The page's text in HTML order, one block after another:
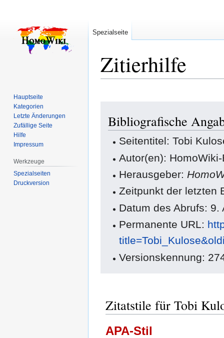
Zitierhilfe
Navigation
springen
Suche
springen
Bibliografische
Seitentitel: Tobi
Autor(en):
Herausgeber:
Zeitpunkt der letzten
Datum des Abrufs:
Permanente URL:
Versionskennung:
Zitatstile für Tobi
APA-Stil
Spezialseite
Hauptseite
Kategorien
Letzte Änderungen
Zufällige Seite
Hilfe
Impressum
Werkzeuge
Spezialseiten
Druckversion